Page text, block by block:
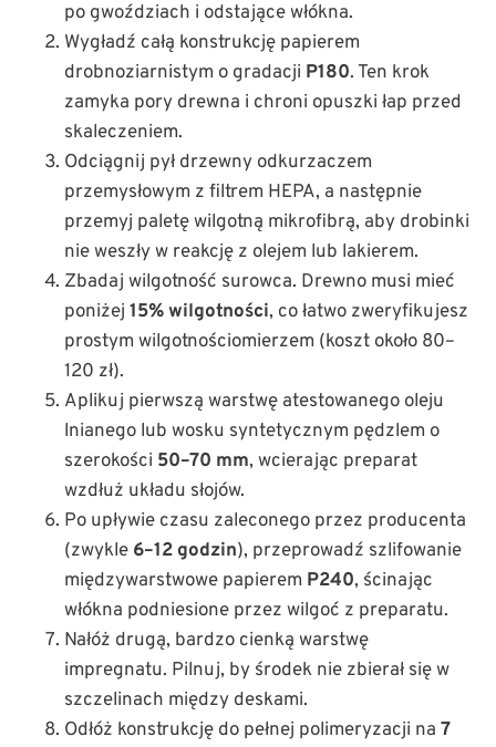
po gwoździach i odstające włókna.
Wygładź całą konstrukcję papierem
drobnoziarnistym o gradacji P180. Ten krok
zamyka pory drewna i chroni opuszki łap przed
skaleczeniem.
Odciągnij pył drzewny odkurzaczem
przemysłowym z filtrem HEPA, a następnie
przemyj paletę wilgotną mikrofibrą, aby drobinki
nie weszły w reakcję z olejem lub lakierem.
Zbadaj wilgotność surowca. Drewno musi mieć
poniżej 15% wilgotności, co łatwo zweryfikujesz
prostym wilgotnościomierzem (koszt około 80–
120 zł).
Aplikuj pierwszą warstwę atestowanego oleju
lnianego lub wosku syntetycznym pędzlem o
szerokości 50–70 mm, wcierając preparat
wzdłuż układu słojów.
Po upływie czasu zaleconego przez producenta
(zwykle 6–12 godzin), przeprowadź szlifowanie
międzywarstwowe papierem P240, ścinając
włókna podniesione przez wilgoć z preparatu.
Nałóż drugą, bardzo cienką warstwę
impregnatu. Pilnuj, by środek nie zbierał się w
szczelinach między deskami.
Odłóż konstrukcję do pełnej polimeryzacji na 7